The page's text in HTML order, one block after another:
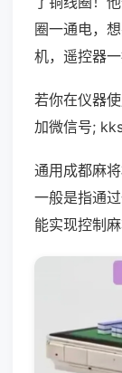
圈一通电，
机，遥控器
若你在仪器
加微信号;
通用成都麻
一般是指通
能实现控制